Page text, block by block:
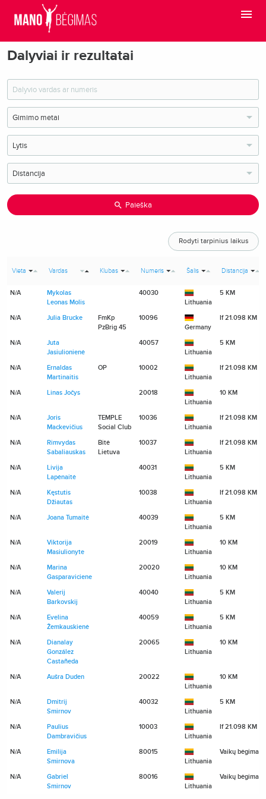
Dalyviai ir rezultatai
Paieška
Rodyti tarpinius laikus
Vieta Vardas Klubas Numeris Šalis Distancija
N/A
Mykolas
Leonas Molis
40030
Lithuania
5 KM
N/A Julia Brucke
FmKp
PzBrig 45
10096
Germany
If 21.098 KM
N/A
Juta
Jasiulionienė
40057
Lithuania
5 KM
N/A
Ernaldas
Martinaitis
OP
10002
Lithuania
If 21.098 KM
N/A Linas Jočys
20018
Lithuania
10 KM
N/A
Joris
Mackevičius
TEMPLE
Social Club
10036
Lithuania
If 21.098 KM
N/A
Rimvydas
Sabaliauskas
Bitė
Lietuva
10037
Lithuania
If 21.098 KM
N/A
Livija
Lapėnaitė
40031
Lithuania
5 KM
N/A
Kęstutis
Džiautas
10038
Lithuania
If 21.098 KM
N/A Joana Tumaitė
40039
Lithuania
5 KM
N/A
Viktorija
Masiulionyte
20019
Lithuania
10 KM
N/A
Marina
Gasparaviciene
20020
Lithuania
10 KM
N/A
Valerij
Barkovskij
40040
Lithuania
5 KM
N/A
Evelina
Žemkauskienė
40059
Lithuania
5 KM
N/A
Dianalay
González
Castañeda
20065
Lithuania
10 KM
N/A Aušra Duden
20022
Lithuania
10 KM
N/A
Dmitrij
Smirnov
40032
Lithuania
5 KM
N/A
Paulius
Dambravičius
10003
Lithuania
If 21.098 KM
N/A
Emilija
Smirnova
80015
Lithuania
Vaikų bėgimas
N/A
Gabriel
Smirnov
80016
Lithuania
Vaikų bėgimas